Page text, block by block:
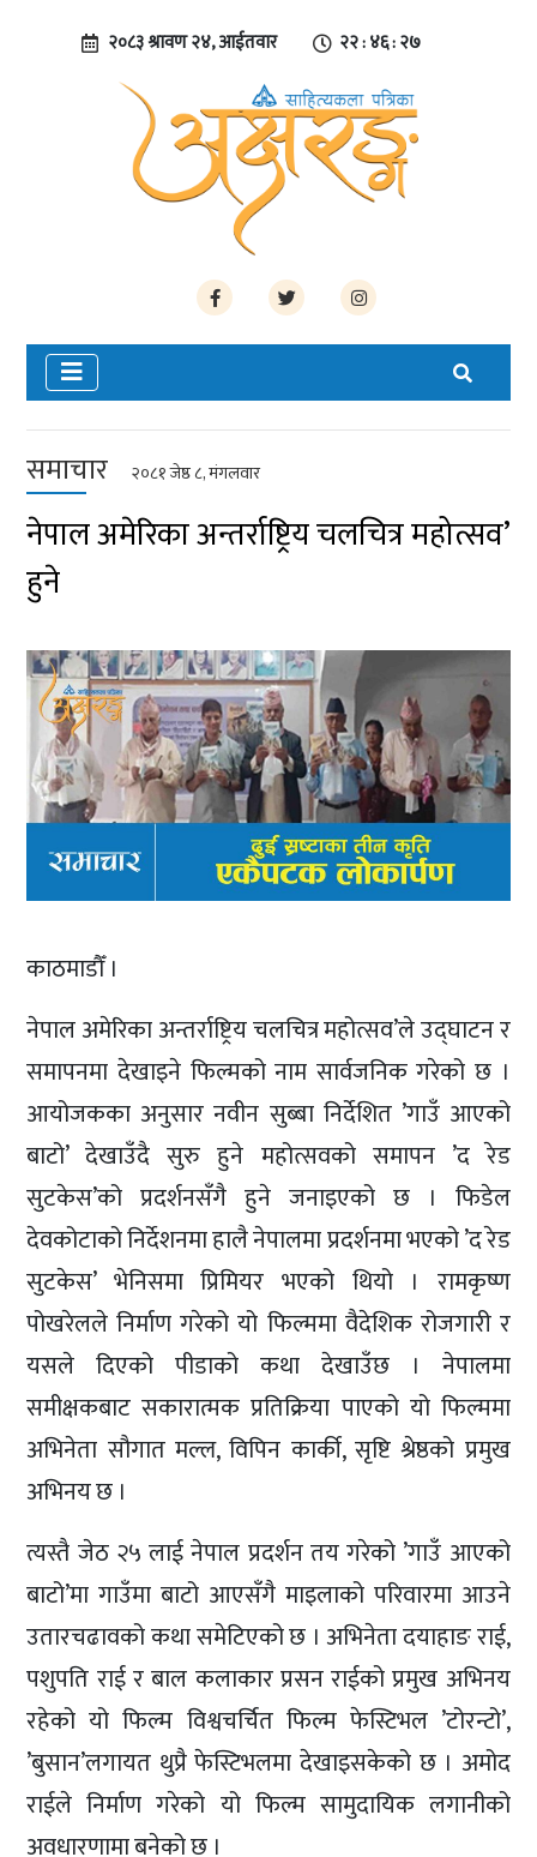
२०८३ श्रावण २४, आईतवार २२ : ४६ : २७
समाचार २०८१ जेष्ठ ८, मंगलवार
नेपाल अमेरिका अन्तर्राष्ट्रिय चलचित्र महोत्सव’
हुने
काठमाडौँ ।
नेपाल अमेरिका अन्तर्राष्ट्रिय चलचित्र महोत्सव’ले उद्घाटन र
समापनमा देखाइने फिल्मको नाम सार्वजनिक गरेको छ ।
आयोजकका अनुसार नवीन सुब्बा निर्देशित ’गाउँ आएको
बाटो’ देखाउँदै सुरु हुने महोत्सवको समापन ’द रेड
सुटकेस’को प्रदर्शनसँगै हुने जनाइएको छ । फिडेल
देवकोटाको निर्देशनमा हालै नेपालमा प्रदर्शनमा भएको ’द रेड
सुटकेस’ भेनिसमा प्रिमियर भएको थियो । रामकृष्ण
पोखरेलले निर्माण गरेको यो फिल्ममा वैदेशिक रोजगारी र
यसले दिएको पीडाको कथा देखाउँछ । नेपालमा
समीक्षकबाट सकारात्मक प्रतिक्रिया पाएको यो फिल्ममा
अभिनेता सौगात मल्ल, विपिन कार्की, सृष्टि श्रेष्ठको प्रमुख
अभिनय छ ।
त्यस्तै जेठ २५ लाई नेपाल प्रदर्शन तय गरेको ’गाउँ आएको
बाटो’मा गाउँमा बाटो आएसँगै माइलाको परिवारमा आउने
उतारचढावको कथा समेटिएको छ । अभिनेता दयाहाङ राई,
पशुपति राई र बाल कलाकार प्रसन राईको प्रमुख अभिनय
रहेको यो फिल्म विश्वचर्चित फिल्म फेस्टिभल ’टोरन्टो’,
’बुसान’लगायत थुप्रै फेस्टिभलमा देखाइसकेको छ । अमोद
राईले निर्माण गरेको यो फिल्म सामुदायिक लगानीको
अवधारणामा बनेको छ ।